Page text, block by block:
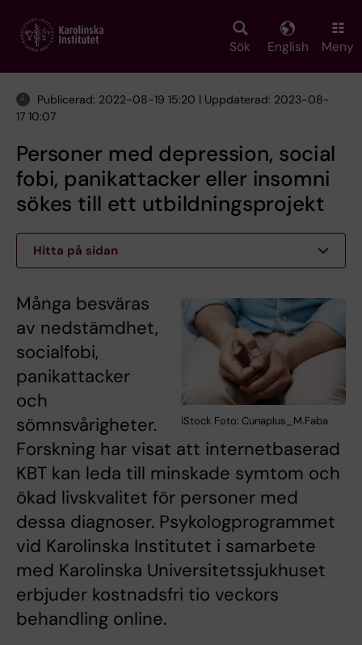
main
Sök English Meny
Publicerad: 2022-08-19 15:20 | Uppdaterad: 2023-08-
17 10:07
Personer med depression, social
fobi, panikattacker eller insomni
sökes till ett utbildningsprojekt
Hitta på sidan
iStock Foto: Cunaplus_M.Faba
Många besväras
av nedstämdhet,
socialfobi,
panikattacker
och
sömnsvårigheter.
Forskning har visat att internetbaserad
KBT kan leda till minskade symtom och
ökad livskvalitet för personer med
dessa diagnoser. Psykologprogrammet
vid Karolinska Institutet i samarbete
med Karolinska Universitetssjukhuset
erbjuder kostnadsfri tio veckors
behandling online.